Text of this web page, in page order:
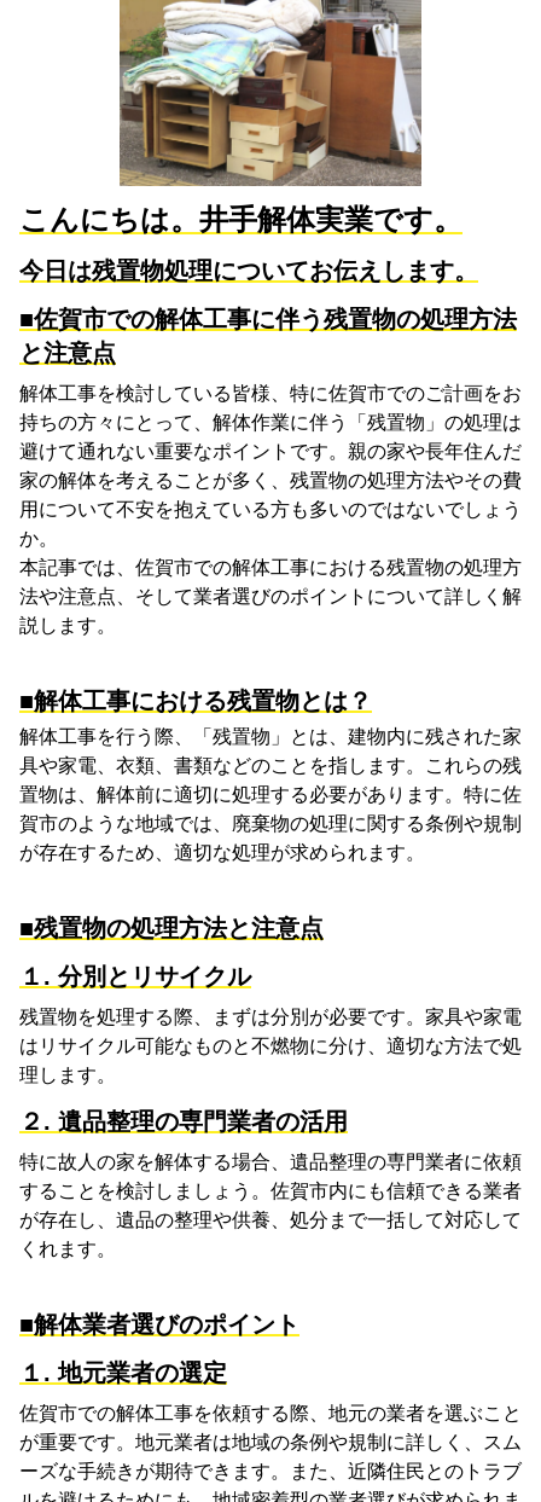
こんにちは。井手解体実業です。
今日は残置物処理についてお伝えします。
■佐賀市での解体工事に伴う残置物の処理方法
と注意点
解体工事を検討している皆様、特に佐賀市でのご計画をお
持ちの方々にとって、解体作業に伴う「残置物」の処理は
避けて通れない重要なポイントです。親の家や長年住んだ
家の解体を考えることが多く、残置物の処理方法やその費
用について不安を抱えている方も多いのではないでしょう
か。
本記事では、佐賀市での解体工事における残置物の処理方
法や注意点、そして業者選びのポイントについて詳しく解
説します。
■解体工事における残置物とは？
解体工事を行う際、「残置物」とは、建物内に残された家
具や家電、衣類、書類などのことを指します。これらの残
置物は、解体前に適切に処理する必要があります。特に佐
賀市のような地域では、廃棄物の処理に関する条例や規制
が存在するため、適切な処理が求められます。
■残置物の処理方法と注意点
１. 分別とリサイクル
残置物を処理する際、まずは分別が必要です。家具や家電
はリサイクル可能なものと不燃物に分け、適切な方法で処
理します。
２. 遺品整理の専門業者の活用
特に故人の家を解体する場合、遺品整理の専門業者に依頼
することを検討しましょう。佐賀市内にも信頼できる業者
が存在し、遺品の整理や供養、処分まで一括して対応して
くれます。
■解体業者選びのポイント
１. 地元業者の選定
佐賀市での解体工事を依頼する際、地元の業者を選ぶこと
が重要です。地元業者は地域の条例や規制に詳しく、スム
ーズな手続きが期待できます。また、近隣住民とのトラブ